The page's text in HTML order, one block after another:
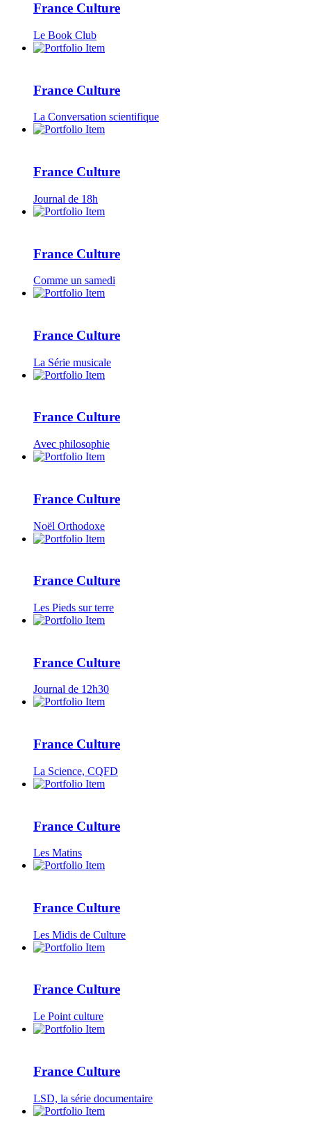
France Culture
Le Book Club
France Culture
La Conversation scientifique
France Culture
Journal de 18h
France Culture
Comme un samedi
France Culture
La Série musicale
France Culture
Avec philosophie
France Culture
Noël Orthodoxe
France Culture
Les Pieds sur terre
France Culture
Journal de 12h30
France Culture
La Science, CQFD
France Culture
Les Matins
France Culture
Les Midis de Culture
France Culture
Le Point culture
France Culture
LSD, la série documentaire